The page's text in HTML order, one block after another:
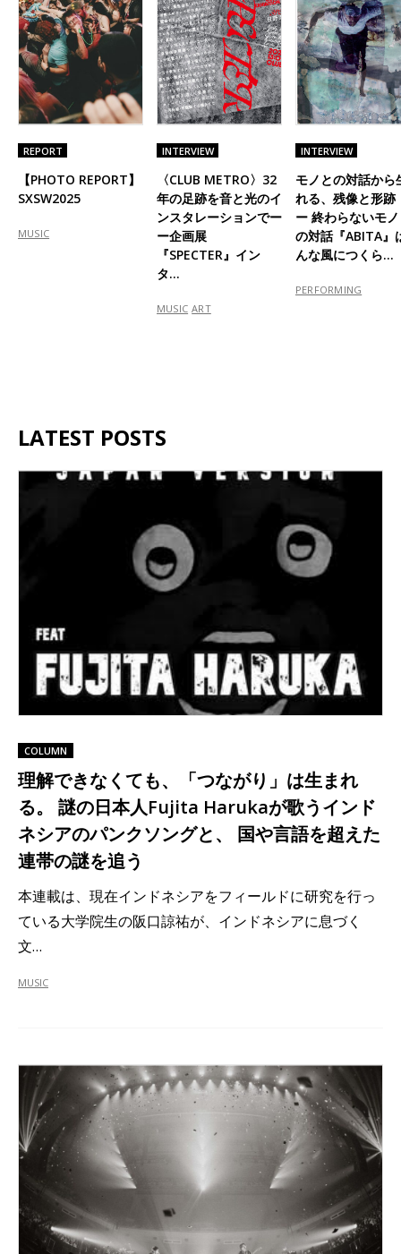
REPORT
【PHOTO REPORT】
SXSW2025
MUSIC
INTERVIEW
〈CLUB METRO〉32
年の足跡を音と光のイ
ンスタレーションでー
ー企画展
『SPECTER』イン
タ…
MUSIC ART
INTERVIEW
モノとの対話から
れる、残像と形
ー 終わらないモ
の対話『ABITA』
んな風につくら…
PERFORMING
LATEST POSTS
COLUMN
理解できなくても、「つながり」は生まれ
る。 謎の日本人Fujita Harukaが歌うインド
ネシアのパンクソングと、 国や言語を超えた
連帯の謎を追う
本連載は、現在インドネシアをフィールドに研究を行っ
ている大学院生の阪口諒祐が、インドネシアに息づく
文…
MUSIC